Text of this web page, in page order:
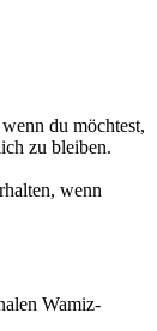
du möchtest,
zu bleiben.
wenn
Wamiz-